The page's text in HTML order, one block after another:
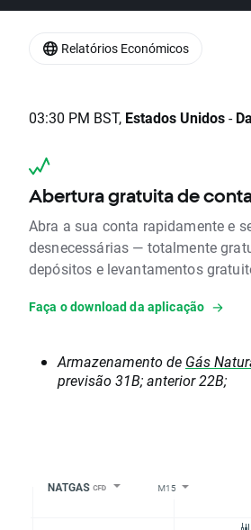
03:30 PM BST, Estados Unidos-
Abertura gratuita de
Abra a sua conta rapidamente e
desnecessárias — totalmente
depósitos e levantamentos
Faça o download da aplicação
Armazenamento de Gás
previsão 31B; anterior 22B;
Relatórios Económicos